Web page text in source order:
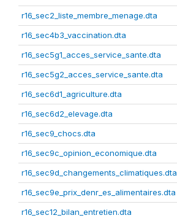
r16_sec2_liste_membre_menage.dta
r16_sec4b3_vaccination.dta
r16_sec5g1_acces_service_sante.dta
r16_sec5g2_acces_service_sante.dta
r16_sec6d1_agriculture.dta
r16_sec6d2_elevage.dta
r16_sec9_chocs.dta
r16_sec9c_opinion_economique.dta
r16_sec9d_changements_climatiques.dta
r16_sec9e_prix_denr_es_alimentaires.dta
r16_sec12_bilan_entretien.dta